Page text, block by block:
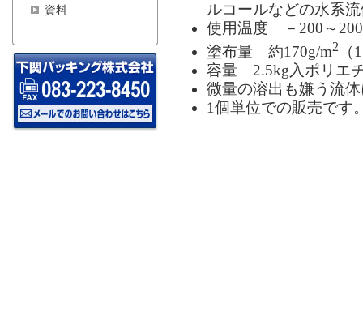
資料
ルコールなどの水系
使用温度 －200～
塗布量 約170g/m2
（
容量 2.5kg入ポリエ
微量の溶出も嫌う流
1個単位での販売です